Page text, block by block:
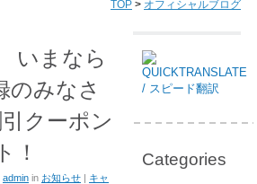
TOP > オフィシャルブログ
いまなら
のみなさ
クーポン
！
admin in お知らせ | キャ
Categories